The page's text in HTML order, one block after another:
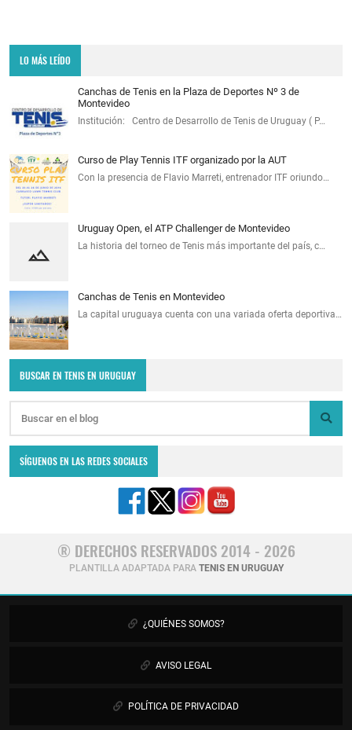
LO MÁS LEÍDO
Canchas de Tenis en la Plaza de Deportes Nº 3 de
Montevideo
Institución: Centro de Desarrollo de Tenis de Uruguay ( P…
Curso de Play Tennis ITF organizado por la AUT
Con la presencia de Flavio Marreti, entrenador ITF oriundo…
Uruguay Open, el ATP Challenger de Montevideo
La historia del torneo de Tenis más importante del país, c…
Canchas de Tenis en Montevideo
La capital uruguaya cuenta con una variada oferta deportiva…
BUSCAR EN TENIS EN URUGUAY
SÍGUENOS EN LAS REDES SOCIALES
® DERECHOS RESERVADOS 2014 - 2026
PLANTILLA ADAPTADA PARA TENIS EN URUGUAY
¿QUIÉNES SOMOS?
AVISO LEGAL
POLÍTICA DE PRIVACIDAD